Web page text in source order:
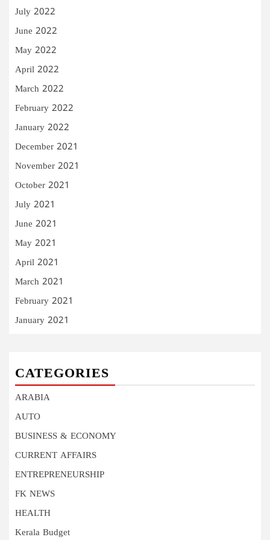
July 2022
June 2022
May 2022
April 2022
March 2022
February 2022
January 2022
December 2021
November 2021
October 2021
July 2021
June 2021
May 2021
April 2021
March 2021
February 2021
January 2021
CATEGORIES
ARABIA
AUTO
BUSINESS & ECONOMY
CURRENT AFFAIRS
ENTREPRENEURSHIP
FK NEWS
HEALTH
Kerala Budget